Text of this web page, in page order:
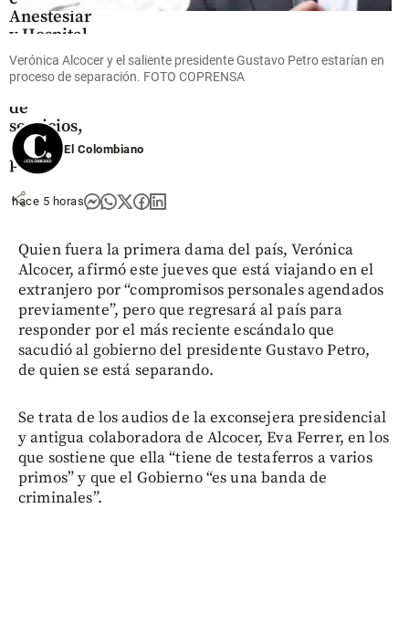
Anestesiar
y Hospital
de Caldas,
Antioquia,
por cese
de
servicios,
¿qué
pasó?
share
Verónica Alcocer y el saliente presidente Gustavo Petro estarían en
proceso de separación. FOTO COPRENSA
El Colombiano
hace 5 horas
Quien fuera la primera dama del país, Verónica
Alcocer, afirmó este jueves que está viajando en el
extranjero por “compromisos personales agendados
previamente”, pero que regresará al país para
responder por el más reciente escándalo que
sacudió al gobierno del presidente Gustavo Petro,
de quien se está separando.
Se trata de los audios de la exconsejera presidencial
y antigua colaboradora de Alcocer, Eva Ferrer, en los
que sostiene que ella “tiene de testaferros a varios
primos” y que el Gobierno “es una banda de
criminales”.